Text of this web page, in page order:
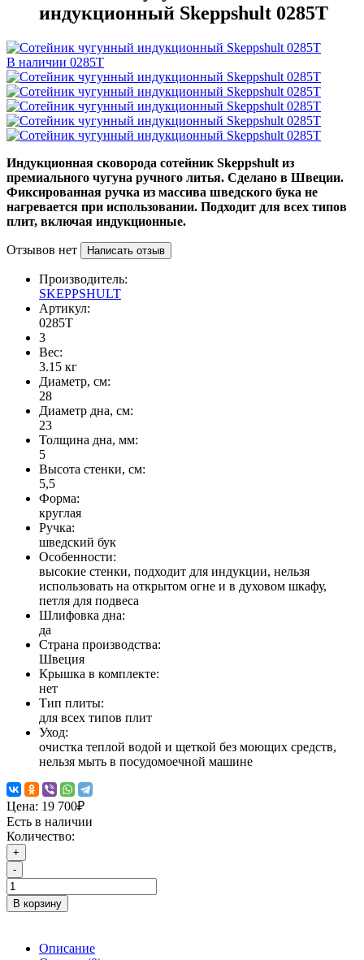
индукционный Skeppshult 0285T
В наличии 0285T
Индукционная сковорода сотейник Skeppshult из
премиального чугуна ручного литья. Сделано в Швеции.
Фиксированная ручка из массива шведского бука не
нагревается при использовании. Подходит для всех типов
плит, включая индукционные.
Отзывов нет Написать отзыв
Производитель:
SKEPPSHULT
Артикул:
0285T
3
Вес:
3.15 кг
Диаметр, см:
28
Диаметр дна, см:
23
Толщина дна, мм:
5
Высота стенки, см:
5,5
Форма:
круглая
Ручка:
шведский бук
Особенности:
высокие стенки, подходит для индукции, нельзя
использовать на открытом огне и в духовом шкафу,
петля для подвеса
Шлифовка дна:
да
Страна производства:
Швеция
Крышка в комплекте:
нет
Тип плиты:
для всех типов плит
Уход:
очистка теплой водой и щеткой без моющих средств,
нельзя мыть в посудомоечной машине
Цена: 19 700₽
Есть в наличии
Количество:
+
-
В корзину
Описание